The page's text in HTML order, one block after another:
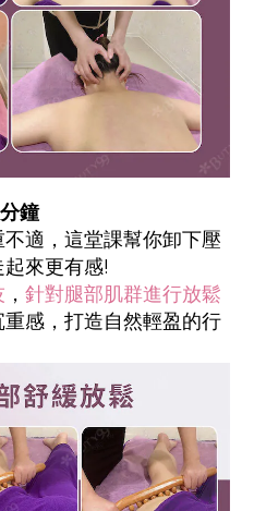
鐘
適，這堂課幫你卸下壓
來更有感!
， 針對腿部肌群進行放鬆
重感，打造自然輕盈的行